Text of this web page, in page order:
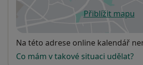
Přiblížit mapu
se otevře
Dostupnost
Na této adrese online kalendář
Co mám v takové situaci udělat?